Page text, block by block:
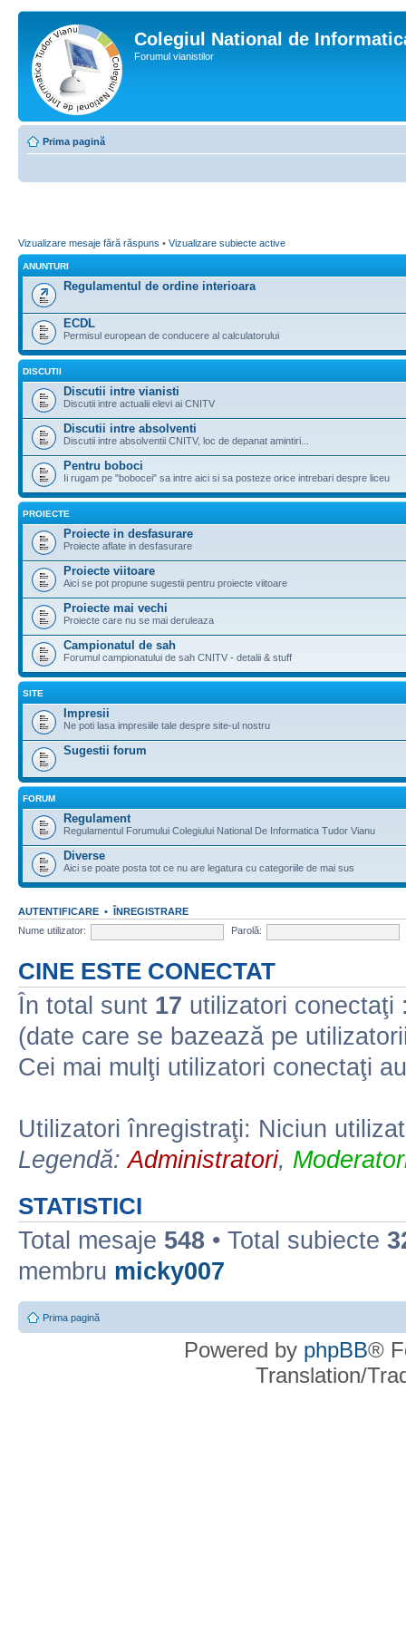
Colegiul National de
Forumul vianistilor
Prima pagină
Vizualizare mesaje fără răspuns • Vizualizare subiecte active
ANUNTURI
Regulamentul de ordine interioara
ECDL
Permisul european de conducere al calculatorului
DISCUTII
Discutii intre vianisti
Discutii intre actualii elevi ai CNITV
Discutii intre absolventi
Discutii intre absolventii CNITV, loc de depanat amintiri...
Pentru boboci
Ii rugam pe "bobocei" sa intre aici si sa posteze orice intrebari despre liceu
PROIECTE
Proiecte in desfasurare
Proiecte aflate in desfasurare
Proiecte viitoare
Aici se pot propune sugestii pentru proiecte viitoare
Proiecte mai vechi
Proiecte care nu se mai deruleaza
Campionatul de sah
Forumul campionatului de sah CNITV - detalii & stuff
SITE
Impresii
Ne poti lasa impresiile tale despre site-ul nostru
Sugestii forum
FORUM
Regulament
Regulamentul Forumului Colegiului National De Informatica Tudor Vianu
Diverse
Aici se poate posta tot ce nu are legatura cu categoriile de mai sus
AUTENTIFICARE • ÎNREGISTRARE
Nume utilizator:
Parolă:
CINE ESTE CONECTAT
În total sunt 17 utilizatori conectaţi
(date care se bazează pe
Cei mai mulţi utilizatori conectaţi
Utilizatori înregistraţi: Niciun
Legendă:Administratori,
STATISTICI
Total mesaje 548 • Total subiecte
membru micky007
Prima pagină
Powered by phpBB®
Translation/